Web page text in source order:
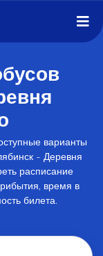
варианты
- Деревня
расписание
время в
билета.